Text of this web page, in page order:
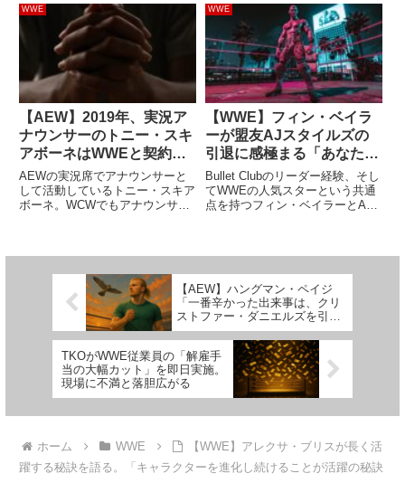
場できると意欲を示しており、ロ
ーガン・ポールとの対立を思わせ
る動きがWWE参戦へつながる可
能性があります。TMZ Sp...
という点にファンの注目が集まっ
ています。2人の状況について、
いくつかのレポートがあるので紹
介します。Fightfulによ...
WWE
【AEW】2019年、実況ア
ナウンサーのトニー・スキ
アボーネはWWEと契約寸
前だった？彼はどのように
してAEWと契約したの
か？
AEWの実況席でアナウンサーと
して活動しているトニー・スキア
ボーネ。WCWでもアナウンサー
彼はAE...
WWE
【WWE】フィン・ベイラ
ーが盟友AJスタイルズの
引退に感極まる「あなたは
常に俺の目標だった」
Bullet Clubのリーダー経験、そし
てWWEの人気スターという共通
点を持つフィン・ベイラーとAJ
ーを語ってきたので...
【AEW】ハングマン・ペイジ
「一番辛かった出来事は、クリ
ストファー・ダニエルズを引退
に追い込んでしまったことだ」
TKOがWWE従業員の「解雇手
当の大幅カット」を即日実施。
現場に不満と落胆広がる
ホーム WWE
【WWE】アレクサ・ブリスが長く活
躍する秘訣を語る。「キャラクターを進化し続けることが活躍の秘訣